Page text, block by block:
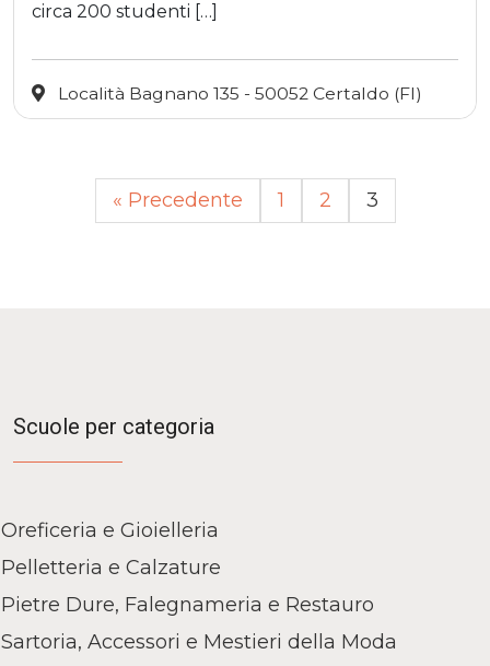
circa 200 studenti […]
Località Bagnano 135 - 50052 Certaldo (FI)
« Precedente 1 2 3
Scuole per categoria
Oreficeria e Gioielleria
Pelletteria e Calzature
Pietre Dure, Falegnameria e Restauro
Sartoria, Accessori e Mestieri della Moda